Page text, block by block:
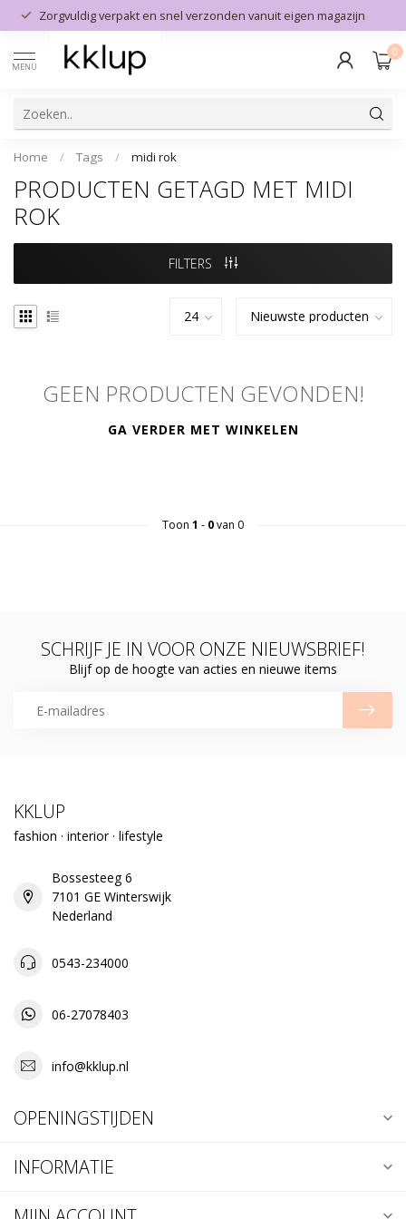
Zorgvuldig verpakt en snel verzonden vanuit eigen magazijn
MENU
0
Home / Tags / midi rok
PRODUCTEN GETAGD MET MIDI
ROK
FILTERS
GEEN PRODUCTEN GEVONDEN!
GA VERDER MET WINKELEN
Toon 1 - 0van 0
SCHRIJF JE IN VOOR ONZE NIEUWSBRIEF!
Blijf op de hoogte van acties en nieuwe items
KKLUP
fashion · interior · lifestyle
Bossesteeg 6
7101 GE Winterswijk
Nederland
0543-234000
06-27078403
info@kklup.nl
OPENINGSTIJDEN
INFORMATIE